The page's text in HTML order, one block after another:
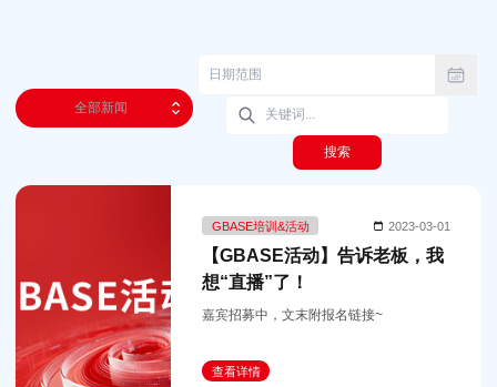
全部新闻
搜索
GBASE培训&活动 2023-03-01
【GBASE活动】告诉老板，我
想“直播”了！
嘉宾招募中，文末附报名链接~
查看详情